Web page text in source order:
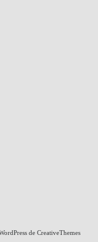
de CreativeThemes